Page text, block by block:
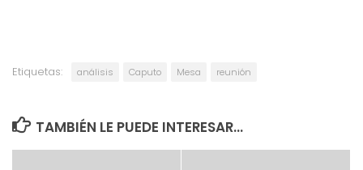
Etiquetas: análisis Caputo Mesa reunión
TAMBIÉN LE PUEDE INTERESAR...